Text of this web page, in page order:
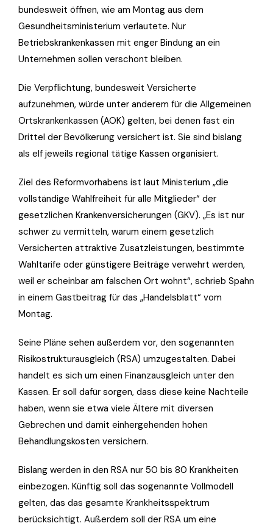
bundesweit öffnen, wie am Montag aus dem
Gesundheitsministerium verlautete. Nur
Betriebskrankenkassen mit enger Bindung an ein
Unternehmen sollen verschont bleiben.
Die Verpflichtung, bundesweit Versicherte
aufzunehmen, würde unter anderem für die Allgemeinen
Ortskrankenkassen (AOK) gelten, bei denen fast ein
Drittel der Bevölkerung versichert ist. Sie sind bislang
als elf jeweils regional tätige Kassen organisiert.
Ziel des Reformvorhabens ist laut Ministerium „die
vollständige Wahlfreiheit für alle Mitglieder“ der
gesetzlichen Krankenversicherungen (GKV). „Es ist nur
schwer zu vermitteln, warum einem gesetzlich
Versicherten attraktive Zusatzleistungen, bestimmte
Wahltarife oder günstigere Beiträge verwehrt werden,
weil er scheinbar am falschen Ort wohnt“, schrieb Spahn
in einem Gastbeitrag für das „Handelsblatt“ vom
Montag.
Seine Pläne sehen außerdem vor, den sogenannten
Risikostrukturausgleich (RSA) umzugestalten. Dabei
handelt es sich um einen Finanzausgleich unter den
Kassen. Er soll dafür sorgen, dass diese keine Nachteile
haben, wenn sie etwa viele Ältere mit diversen
Gebrechen und damit einhergehenden hohen
Behandlungskosten versichern.
Bislang werden in den RSA nur 50 bis 80 Krankheiten
einbezogen. Künftig soll das sogenannte Vollmodell
gelten, das das gesamte Krankheitsspektrum
berücksichtigt. Außerdem soll der RSA um eine